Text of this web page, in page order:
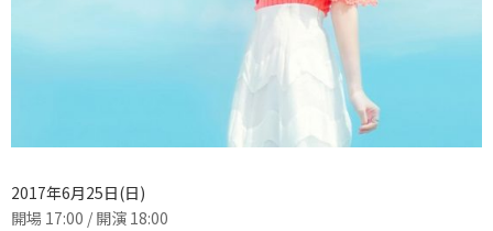
2017年6月25日(日)
開場 17:00 / 開演 18:00